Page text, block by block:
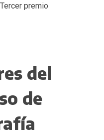
premio
del
de